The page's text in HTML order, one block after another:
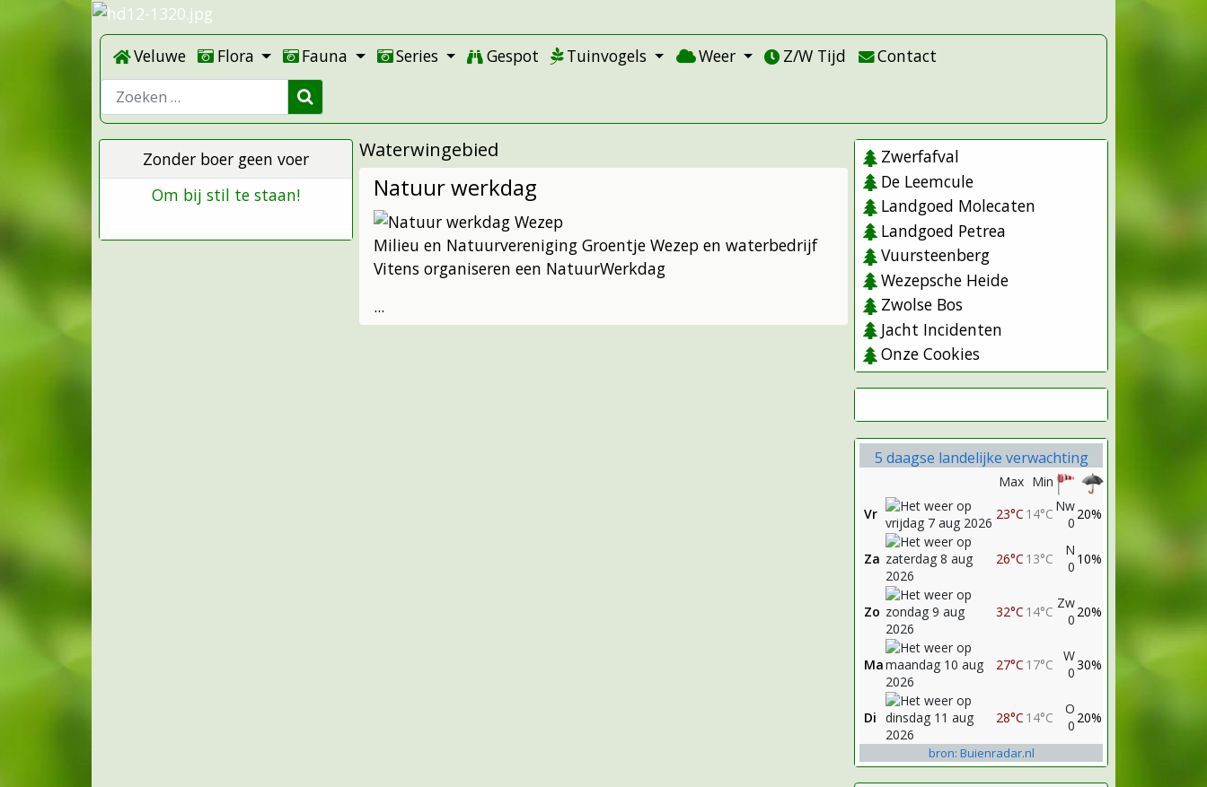
Veluwe Flora Fauna Series Gespot Tuinvogels Weer Z/W Tijd
Contact
Zoeken
Zonder boer geen voer
Om bij stil te staan!
Waterwingebied
Natuur werkdag
Milieu en Natuurvereniging Groentje Wezep en waterbedrijf
Vitens organiseren een NatuurWerkdag
...
Zwerfafval
De Leemcule
Landgoed Molecaten
Landgoed Petrea
Vuursteenberg
Wezepsche Heide
Zwolse Bos
Jacht Incidenten
Onze Cookies
5 daagse landelijke verwachting
Max Min
Vr
23°C 14°C Nw
0
20%
Za 26°C 13°C
N
0 10%
Zo 32°C 14°C
Zw
0 20%
Ma 27°C 17°C
W
030%
Di 28°C 14°C
O
0 20%
bron: Buienradar.nl